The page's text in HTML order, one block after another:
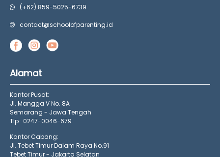
(+62) 859-5025-6739
contact@schoolofparenting.id
Alamat
Kantor Pusat:
Jl. Mangga V No. 8A
Semarang - Jawa Tengah
Tlp : 0247-0046-679
Kantor Cabang:
Jl. Tebet Timur Dalam Raya No.91
Tebet Timur - Jakarta Selatan